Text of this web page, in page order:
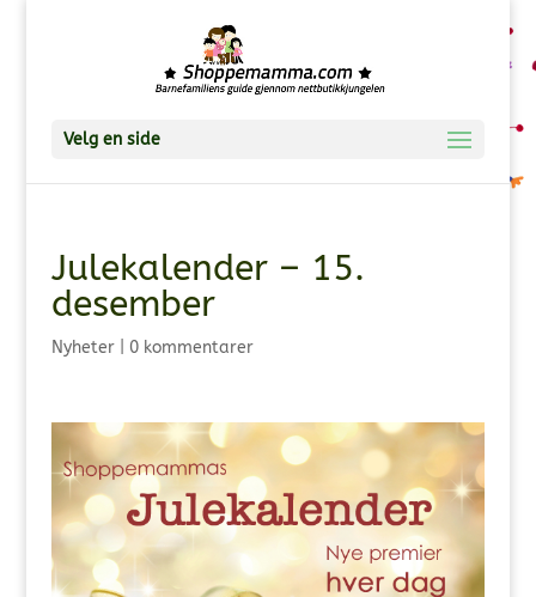
Velg en side
Julekalender – 15.
desember
Nyheter| 0 kommentarer